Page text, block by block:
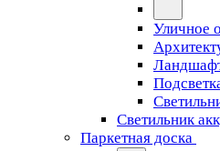
Уличное
Светильник
Паркетная доска